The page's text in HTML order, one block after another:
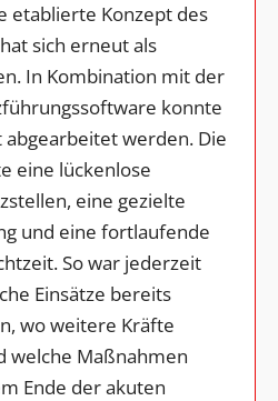
etablierte Konzept des
sich erneut als
In Kombination mit der
konnte
werden. Die
eine lückenlose
eine gezielte
und eine fortlaufende
So war jederzeit
Einsätze bereits
wo weitere Kräfte
welche Maßnahmen
Ende der akuten